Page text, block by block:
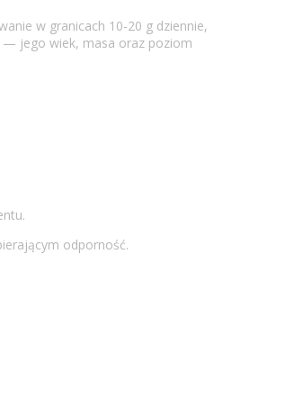
w granicach 10-20 g dziennie,
— jego wiek, masa oraz poziom
odporność.